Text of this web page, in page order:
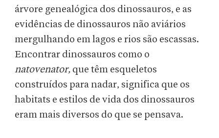
árvore genealógica dos dinossauros, e as
evidências de dinossauros não aviários
mergulhando em lagos e rios são escassas.
Encontrar dinossauros como o
natovenator, que têm esqueletos
construídos para nadar, significa que os
habitats e estilos de vida dos dinossauros
eram mais diversos do que se pensava.